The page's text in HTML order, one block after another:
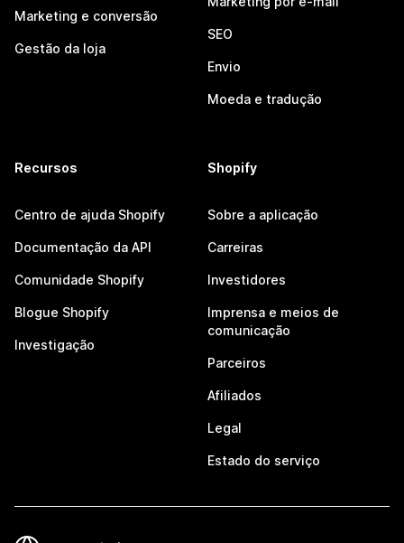
Marketing e conversão
Gestão da loja
SEO
Envio
Moeda e tradução
Recursos
Centro de ajuda Shopify
Documentação da API
Comunidade Shopify
Blogue Shopify
Investigação
Shopify
Sobre a aplicação
Carreiras
Investidores
Imprensa e meios de
comunicação
Parceiros
Afiliados
Legal
Estado do serviço